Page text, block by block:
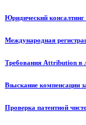
Юридический консалтинг
Международная
Требования Attribution в
Взыскание компенсации
Проверка патентной